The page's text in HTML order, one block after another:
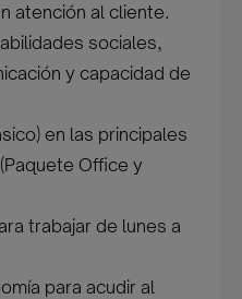
atención al cliente.
sociales,
y capacidad de
en las principales
Office y
trabajar de lunes a
para acudir al